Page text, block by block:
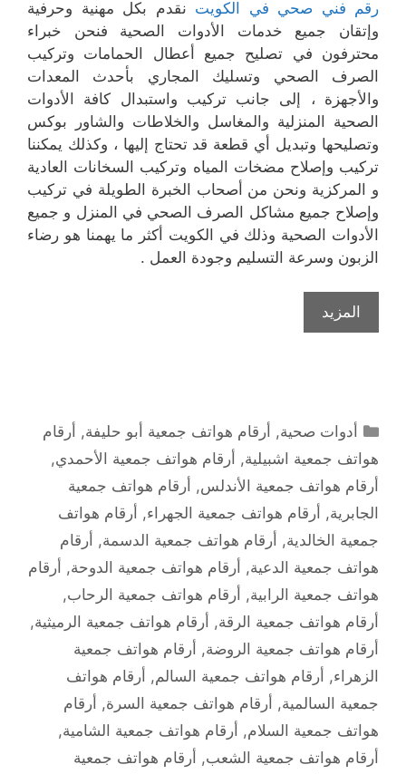
رقم فني صحي في الكويت نقدم بكل مهنية وحرفية
وإتقان جميع خدمات الأدوات الصحية فنحن خبراء
محترفون في تصليح جميع أعطال الحمامات وتركيب
الصرف الصحي وتسليك المجاري بأحدث المعدات
والأجهزة ، إلى جانب تركيب واستبدال كافة الأدوات
الصحية المنزلية والمغاسل والخلاطات والشاور بوكس
وتصليحها وتبديل أي قطعة قد تحتاج إليها ، وكذلك يمكننا
تركيب وإصلاح مضخات المياه وتركيب السخانات العادية
و المركزية ونحن من أصحاب الخبرة الطويلة في تركيب
وإصلاح جميع مشاكل الصرف الصحي في المنزل و جميع
الأدوات الصحية وذلك في الكويت أكثر ما يهمنا هو رضاء
الزبون وسرعة التسليم وجودة العمل .
المزيد
التصنيفات
أدوات صحية, أرقام هواتف جمعية أبو حليفة, أرقام
هواتف جمعية اشبيلية, أرقام هواتف جمعية الأحمدي,
أرقام هواتف جمعية الأندلس, أرقام هواتف جمعية
الجابرية, أرقام هواتف جمعية الجهراء, أرقام هواتف
جمعية الخالدية, أرقام هواتف جمعية الدسمة, أرقام
هواتف جمعية الدعية, أرقام هواتف جمعية الدوحة, أرقام
هواتف جمعية الرابية, أرقام هواتف جمعية الرحاب,
أرقام هواتف جمعية الرقة, أرقام هواتف جمعية الرميثية,
أرقام هواتف جمعية الروضة, أرقام هواتف جمعية
الزهراء, أرقام هواتف جمعية السالم, أرقام هواتف
جمعية السالمية, أرقام هواتف جمعية السرة, أرقام
هواتف جمعية السلام, أرقام هواتف جمعية الشامية,
أرقام هواتف جمعية الشعب, أرقام هواتف جمعية